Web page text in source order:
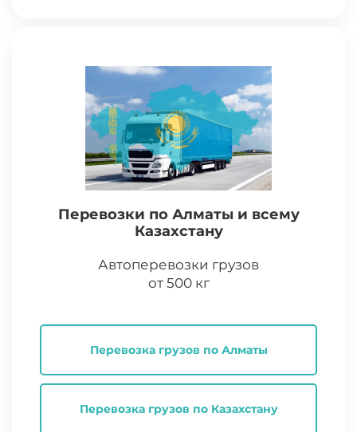
Перевозки по Алматы и всему
Казахстану
Автоперевозки грузов
от 500 кг
Перевозка грузов по Алматы
Перевозка грузов по Казахстану